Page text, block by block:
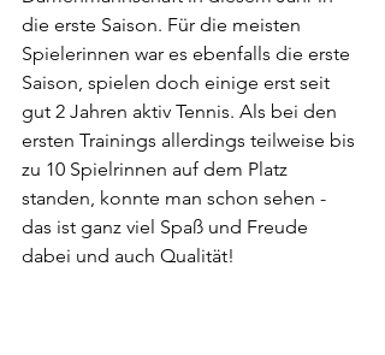
die erste Saison. Für die meisten
Spielerinnen war es ebenfalls die erste
Saison, spielen doch einige erst seit
gut 2 Jahren aktiv Tennis. Als bei den
ersten Trainings allerdings teilweise bis
zu 10 Spielrinnen auf dem Platz
standen, konnte man schon sehen -
das ist ganz viel Spaß und Freude
dabei und auch Qualität!